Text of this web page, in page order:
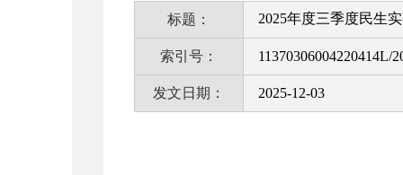
标题： 2025年度三季度民生
索引号： 11370306004220414L/
发文日期： 2025-12-03